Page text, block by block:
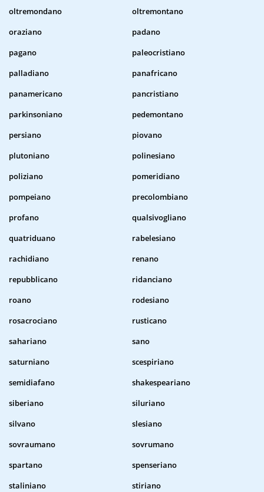
oltremondano
oltremontano
oraziano
padano
pagano
paleocristiano
palladiano
panafricano
panamericano
pancristiano
parkinsoniano
pedemontano
persiano
piovano
plutoniano
polinesiano
poliziano
pomeridiano
pompeiano
precolombiano
profano
qualsivogliano
quatriduano
rabelesiano
rachidiano
renano
repubblicano
ridanciano
roano
rodesiano
rosacrociano
rusticano
sahariano
sano
saturniano
scespiriano
semidiafano
shakespeariano
siberiano
siluriano
silvano
slesiano
sovraumano
sovrumano
spartano
spenseriano
staliniano
stiriano